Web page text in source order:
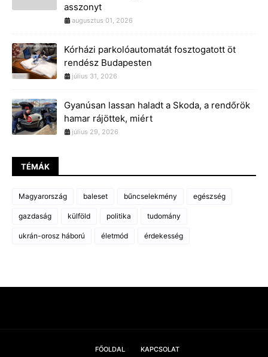
asszonyt
augusztus 01, 2026
Kórházi parkolóautomatát fosztogatott öt
rendész Budapesten
július 31, 2026
Gyanúsan lassan haladt a Skoda, a rendőrök
hamar rájöttek, miért
július 29, 2026
TÉMÁK
Magyarország baleset bűncselekmény egészség
gazdaság külföld politika tudomány
ukrán-orosz háború életmód érdekesség
FŐOLDAL KAPCSOLAT